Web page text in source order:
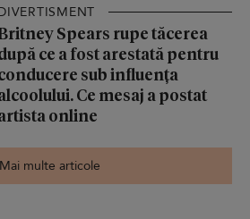
Spears rupe tăcerea
ce a fost arestată pentru
sub influența
Ce mesaj a postat
online
Mai multe articole